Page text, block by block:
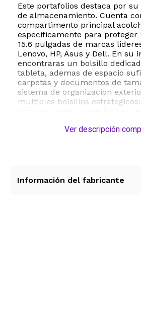
Este portafolios destaca por su
de almacenamiento. Cuenta
compartimento principal
especificamente para proteger
15.6 pulgadas de marcas
Lenovo, HP, Asus y Dell. En su
encontraras un bolsillo
tableta, ademas de espacio
carpetas y documentos de
sistema de organizacion
multiples bolsillos
billetera y un completo
tres formas comodas de
Ver descripción
Información del fabricante